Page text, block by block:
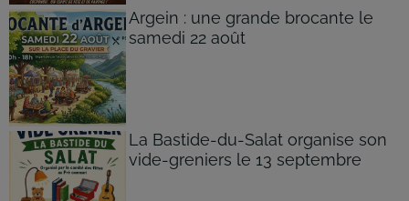
Argein : une grande brocante le
samedi 22 août
La Bastide-du-Salat organise son
vide-greniers le 13 septembre